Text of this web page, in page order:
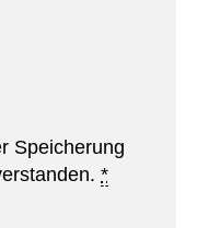
Speicherung
*